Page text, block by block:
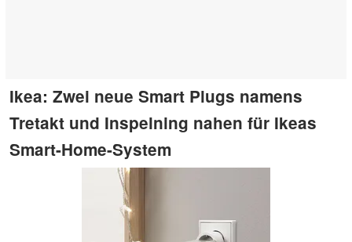
Ikea: Zwei neue Smart Plugs namens
Tretakt und Inspelning nahen für Ikeas
Smart-Home-System